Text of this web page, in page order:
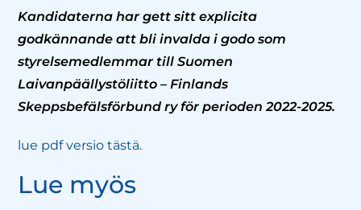
Kandidaterna har gett sitt explicita
godkännande att bli invalda i godo som
styrelsemedlemmar till Suomen
Laivanpäällystöliitto – Finlands
Skeppsbefälsförbund ry för perioden 2022-2025.
lue pdf versio tästä.
Lue myös